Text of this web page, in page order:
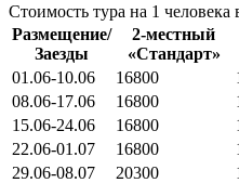
Стоимость тура на 1 человека
Размещение/
Заезды
2-местный
«Стандарт»
01.06-10.06
16800
08.06-17.06
16800
15.06-24.06
16800
22.06-01.07
16800
29.06-08.07
20300